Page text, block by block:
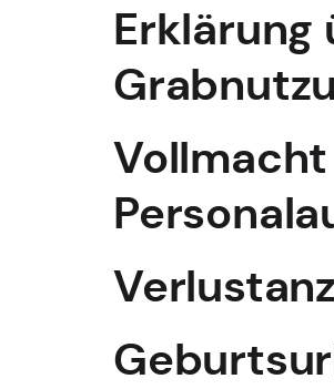
Erklärung